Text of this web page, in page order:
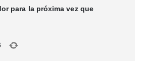
para la próxima vez que